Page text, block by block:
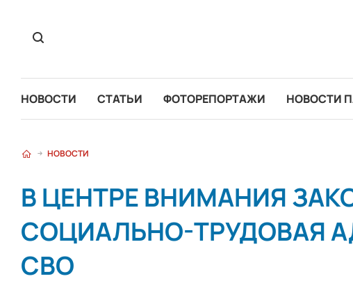
НОВОСТИ СТАТЬИ ФОТОРЕПОРТАЖИ НОВОСТИ
НОВОСТИ
В ЦЕНТРЕ ВНИМАНИЯ
СОЦИАЛЬНО-ТРУДОВАЯ
СВО